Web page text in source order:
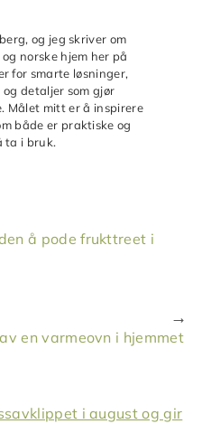
og jeg skriver om
norske hjem her på
for smarte løsninger,
detaljer som gjør
Målet mitt er å inspirere
både er praktiske og
ta i bruk.
å pode frukttreet i
en varmeovn i hjemmet
i august og gir